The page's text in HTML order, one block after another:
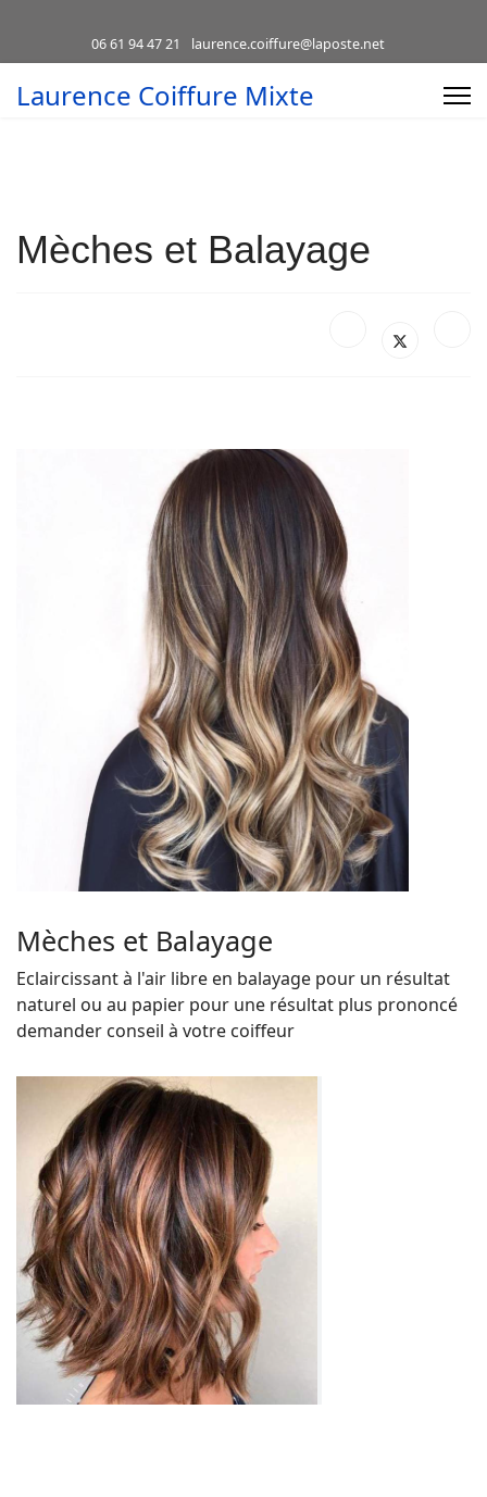
06 61 94 47 21 laurence.coiffure@laposte.net
Laurence Coiffure Mixte
Mèches et Balayage
Mèches et Balayage
Eclaircissant à l'air libre en balayage pour un résultat
naturel ou au papier pour une résultat plus prononcé
demander conseil à votre coiffeur